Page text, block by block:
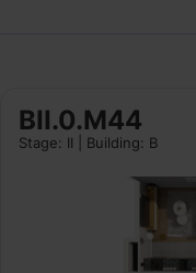
BII.0.M44
Stage: II | Building: B